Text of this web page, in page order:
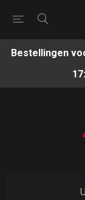
Bestellingen